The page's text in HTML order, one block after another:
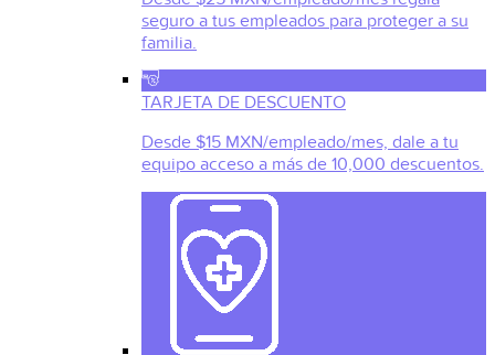
seguro a tus empleados para proteger a su
familia.
TARJETA DE DESCUENTO
Desde $15 MXN/empleado/mes, dale a tu
equipo acceso a más de 10,000 descuentos.